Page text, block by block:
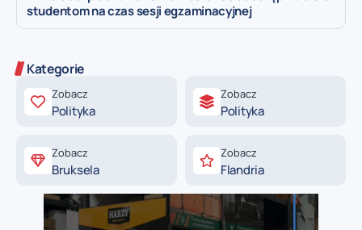
studentom na czas sesji egzaminacyjnej
Kategorie
Zobacz
Polityka
Zobacz
Polityka
Zobacz
Bruksela
Zobacz
Flandria